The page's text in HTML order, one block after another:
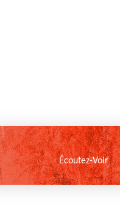
Écoutez-Voir